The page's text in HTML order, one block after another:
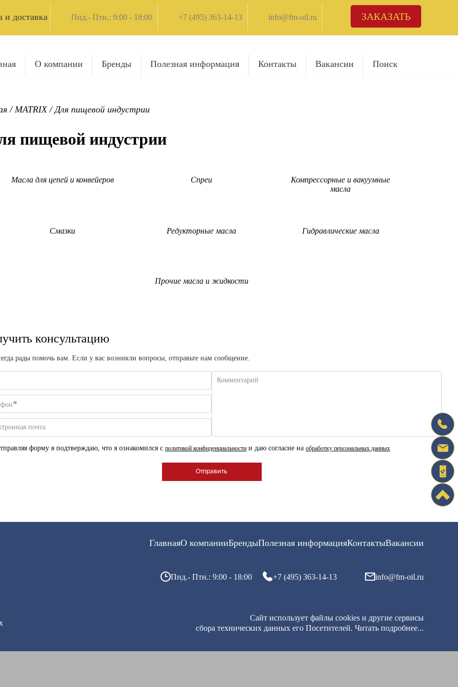
и доставка Пнд.- Птн.: 9:00 - 18:00 +7 (495) 363-14-13 info@fm-oil.ru ЗАКАЗАТЬ
О компании Бренды Полезная информация Контакты Вакансии Поиск
/MATRIX/Для пищевой индустрии
пищевой индустрии
Масла для цепей и конвейеров Спреи
Компрессорные и вакуумные
масла
Смазки Редукторные масла Гидравлические масла
Прочие масла и жидкости
консультацию
рады помочь вам. Если у вас возникли вопросы, отправьте нам сообщение.
*
почта
Комментарий
форму я подтверждаю, что я ознакомился с политикой конфиденциальности и даю согласие на обработку персональных данных
ГлавнаяО компанииБрендыПолезная информацияКонтактыВакансии
Пнд.- Птн.: 9:00 - 18:00 +7 (495) 363-14-13 info@fm-oil.ru
Сайт использует файлы cookies и другие сервисы
сбора технических данных его Посетителей. Читать подробнее...